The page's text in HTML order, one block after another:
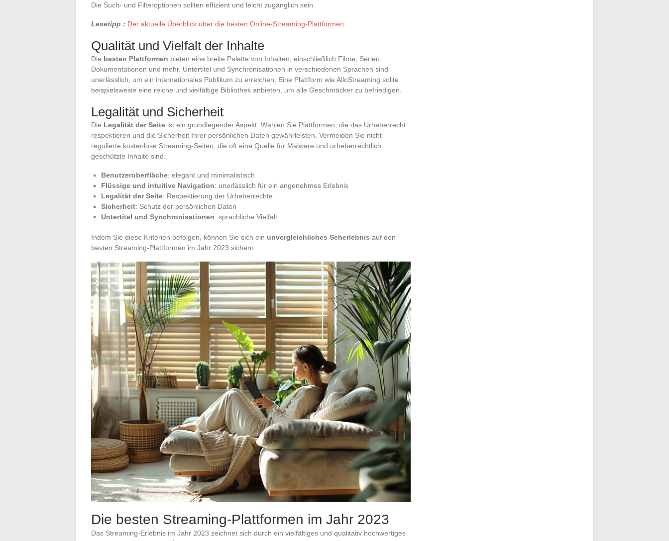
Die Such- und Filteroptionen sollten effizient und leicht zugänglich sein.
Lesetipp : Der aktuelle Überblick über die besten Online-Streaming-Plattformen
Qualität und Vielfalt der Inhalte
Die besten Plattformen bieten eine breite Palette von Inhalten, einschließlich Filme, Serien,
Dokumentationen und mehr. Untertitel und Synchronisationen in verschiedenen Sprachen sind
unerlässlich, um ein internationales Publikum zu erreichen. Eine Plattform wie AlloStreaming sollte
beispielsweise eine reiche und vielfältige Bibliothek anbieten, um alle Geschmäcker zu befriedigen.
Legalität und Sicherheit
Die Legalität der Seite ist ein grundlegender Aspekt. Wählen Sie Plattformen, die das Urheberrecht
respektieren und die Sicherheit Ihrer persönlichen Daten gewährleisten. Vermeiden Sie nicht
regulierte kostenlose Streaming-Seiten, die oft eine Quelle für Malware und urheberrechtlich
geschützte Inhalte sind.
Benutzeroberfläche: elegant und minimalistisch
Flüssige und intuitive Navigation: unerlässlich für ein angenehmes Erlebnis
Legalität der Seite: Respektierung der Urheberrechte
Sicherheit: Schutz der persönlichen Daten
Untertitel und Synchronisationen: sprachliche Vielfalt
Indem Sie diese Kriterien befolgen, können Sie sich ein unvergleichliches Seherlebnis auf den
besten Streaming-Plattformen im Jahr 2023 sichern.
Die besten Streaming-Plattformen im Jahr 2023
Das Streaming-Erlebnis im Jahr 2023 zeichnet sich durch ein vielfältiges und qualitativ hochwertiges